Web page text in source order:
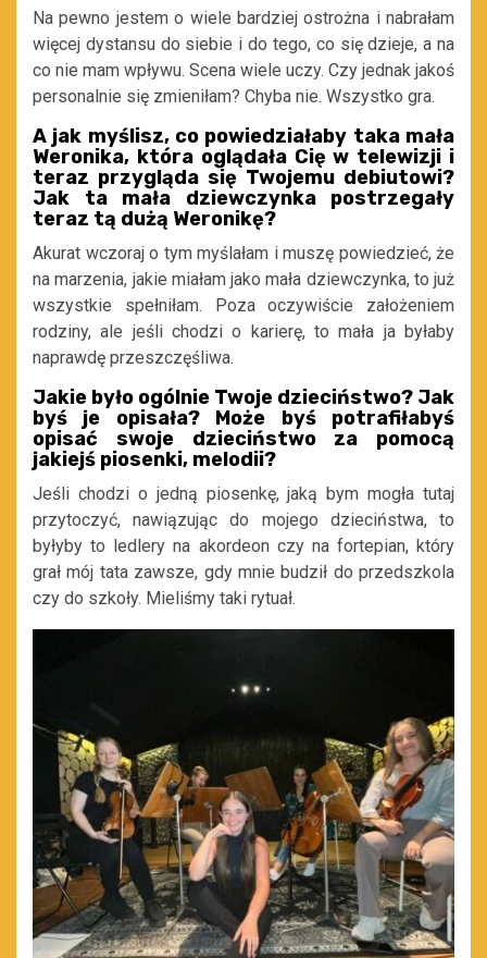
Na pewno jestem o wiele bardziej ostrożna i nabrałam
więcej dystansu do siebie i do tego, co się dzieje, a na
co nie mam wpływu. Scena wiele uczy. Czy jednak jakoś
personalnie się zmieniłam? Chyba nie. Wszystko gra.
A jak myślisz, co powiedziałaby taka mała
Weronika, która oglądała Cię w telewizji i
teraz przygląda się Twojemu debiutowi?
Jak ta mała dziewczynka postrzegały
teraz tą dużą Weronikę?
Akurat wczoraj o tym myślałam i muszę powiedzieć, że
na marzenia, jakie miałam jako mała dziewczynka, to już
wszystkie spełniłam. Poza oczywiście założeniem
rodziny, ale jeśli chodzi o karierę, to mała ja byłaby
naprawdę przeszczęśliwa.
Jakie było ogólnie Twoje dzieciństwo? Jak
byś je opisała? Może byś potrafiłabyś
opisać swoje dzieciństwo za pomocą
jakiejś piosenki, melodii?
Jeśli chodzi o jedną piosenkę, jaką bym mogła tutaj
przytoczyć, nawiązując do mojego dzieciństwa, to
byłyby to ledlery na akordeon czy na fortepian, który
grał mój tata zawsze, gdy mnie budził do przedszkola
czy do szkoły. Mieliśmy taki rytuał.